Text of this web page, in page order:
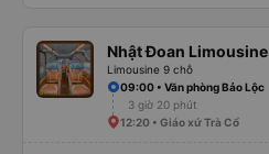
Nhật Đoan Limousine
Limousine 9 chỗ
09:00 • Văn phòng Bảo Lộc
3 giờ 20 phút
12:20 • Giáo xứ Trà Cổ